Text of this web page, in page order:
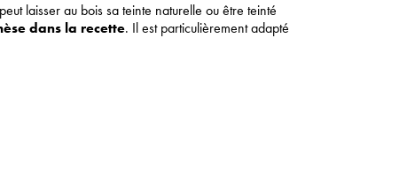
laisser au bois sa teinte naturelle ou être teinté
dans la recette. Il est particulièrement adapté